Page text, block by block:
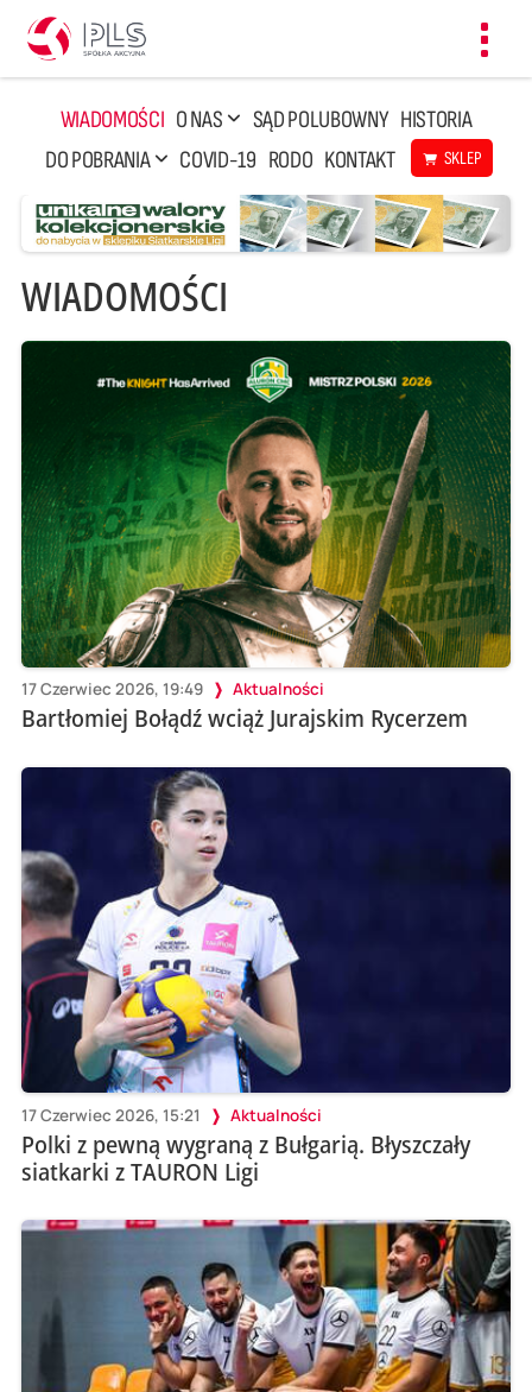
WIADOMOŚCI O NAS SĄD POLUBOWNY HISTORIA
DO POBRANIA
COVID-19 RODO KONTAKT SKLEP
WIADOMOŚCI
17 Czerwiec 2026, 19:49 Aktualności
Bartłomiej Bołądź wciąż Jurajskim Rycerzem
17 Czerwiec 2026, 15:21 Aktualności
Polki z pewną wygraną z Bułgarią. Błyszczały
siatkarki z TAURON Ligi